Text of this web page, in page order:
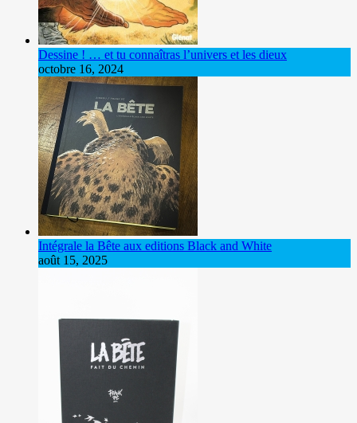
Dessine ! … et tu connaîtras l’univers et les dieux
octobre 16, 2024
Intégrale la Bête aux editions Black and White
août 15, 2025